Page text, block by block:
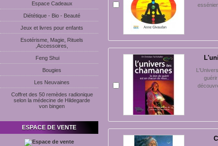
Espace Cadeaux
Diététique - Bio - Beauté
Jeux et livres pour enfants
Esotérisme, Magie, Rituels
,Accessoires,
Feng Shui
Bougies
Les Neuvaines
Coffret des 50 remèdes radionique
selon la médecine de Hildegarde
von bingen
ESPACE DE VENTE